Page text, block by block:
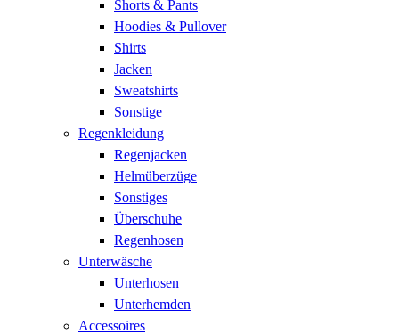
Shorts & Pants
Hoodies & Pullover
Shirts
Jacken
Sweatshirts
Sonstige
Regenkleidung
Regenjacken
Helmüberzüge
Sonstiges
Überschuhe
Regenhosen
Unterwäsche
Unterhosen
Unterhemden
Accessoires